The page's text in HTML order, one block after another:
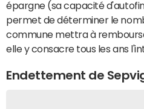
épargne (sa capacité
permet de déterminer le
commune mettra à
elle y consacre tous les ans
Endettement de